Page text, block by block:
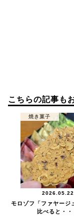
こちらの記事も
焼き菓子
2026.05.22
モロゾフ「ファヤージ
比べると・・